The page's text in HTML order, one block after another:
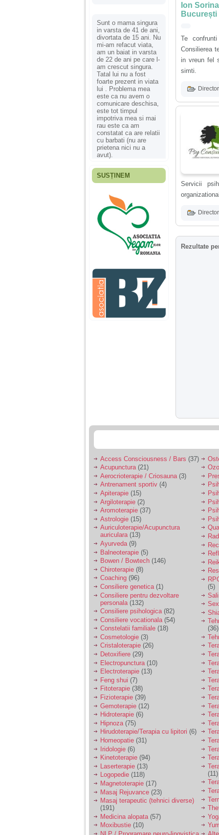
Sunt o mama singura
in varsta de 41 de ani,
divortata de 15 ani. Nu
mi-am refacut viata,
am un baiat in varsta
de 22 de ani pe care l-
am crescut singura.
Tatal lui nu a fost
foarte prezent in viata
lui . Problema mea
este ca nu avem o
comunicare deschisa,
este tot timpul
impotriva mea si mai
rau este ca am
constatat ca are relatii
cu barbati (nu are
prietena nici nu a
avut).
Fiica mea s-a nascut
ani, privind in urma
realizez cat de multe
greseli am facut in
educatia si cresterea
ei, am fost o mama
egoista, preocupata
de implinirea
profesionala, cand ea
era mica am neglijat-
agresiva, orice
greseala era taxata cu
o palma sau pedepse.
De 4 ani am o relatie
serioasa cu un barbat
mi-e lumina ochilor.
De ceva timp simt ca
mi s-a adunat
oboseala, o oboseala
cronica de care nu pot
scapa si simt ca din
cauza ei nu pot
controla nervii si
cateodata are copilul
de suferit.
Am o bariera peste
care nu pot trece:
prietena mea a ramas
insarcinata cu o fata.
Am fost de comun
acord sa facem un
copil, cu gandul ca e
baiat.
Am 14 ani si o mare
problema. Acum 8 luni
am inceput o relatie
cu un baiat in varsta
de 20 de ani, m-a
cucerit cu vorbe dulci,
cadouri, promisiuni de
casatorie, asa ca m-
am culcat cu el si in
scurt timp am ramas
insarcinata. El cand a
aflat a plecat in afara,
la munca, si a rupt
orice legatura cu
mine. Mama m-a batut
si m-a jignit in ultimul
hal, ba chiar m-a fortat
sa stau sa imi
introduca coada de
mop in vagin.
Am 20 ani si am avut
o viata foarte grea. O
familie care nu m-a
crescut cum trebuie,
tata alcoolic, mai
SUSȚINEM
Ion
București
Te
Consilierea
in vreun fel
simti.
Servicii
Rezultate
Access Consciousness / Bars (37)
Acupunctura(21)
Aerocrioterapie / Criosauna (3)
Antrenament sportiv (4)
Apiterapie (15)
Argiloterapie (2)
Aromoterapie (37)
Astrologie (15)
Auriculoterapie/Acupunctura
auriculara(13)
Ayurveda (9)
Balneoterapie (5)
Bowen / Bowtech (146)
Chiroterapie (8)
Coaching (96)
Consiliere genetica (1)
Consiliere pentru dezvoltare
personala (132)
Consiliere psihologica(82)
Consiliere vocationala (54)
Constelatii familiale (18)
Cosmetologie (3)
Cristaloterapie (26)
Detoxifiere (29)
Electropunctura (10)
Electroterapie (13)
Feng shui (7)
Fitoterapie (38)
Fizioterapie (39)
Gemoterapie (12)
Hidroterapie (6)
Hipnoza (75)
Hirudoterapie/Terapia cu lipitori (6)
Homeopatie (31)
Iridologie (6)
Kinetoterapie (94)
Laserterapie (13)
Logopedie (118)
Magnetoterapie (17)
Masaj Rejuvance (23)
Masaj terapeutic (tehnici diverse)
(191)
Medicina alopata (57)
Moxibustie (10)
(5)
(36)
(11)